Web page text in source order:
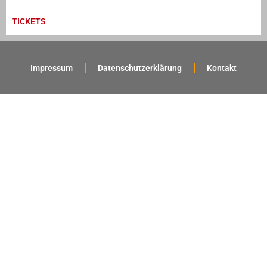
TICKETS
Impressum Datenschutzerklärung Kontakt